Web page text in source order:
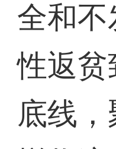
全和不
性返贫
底线